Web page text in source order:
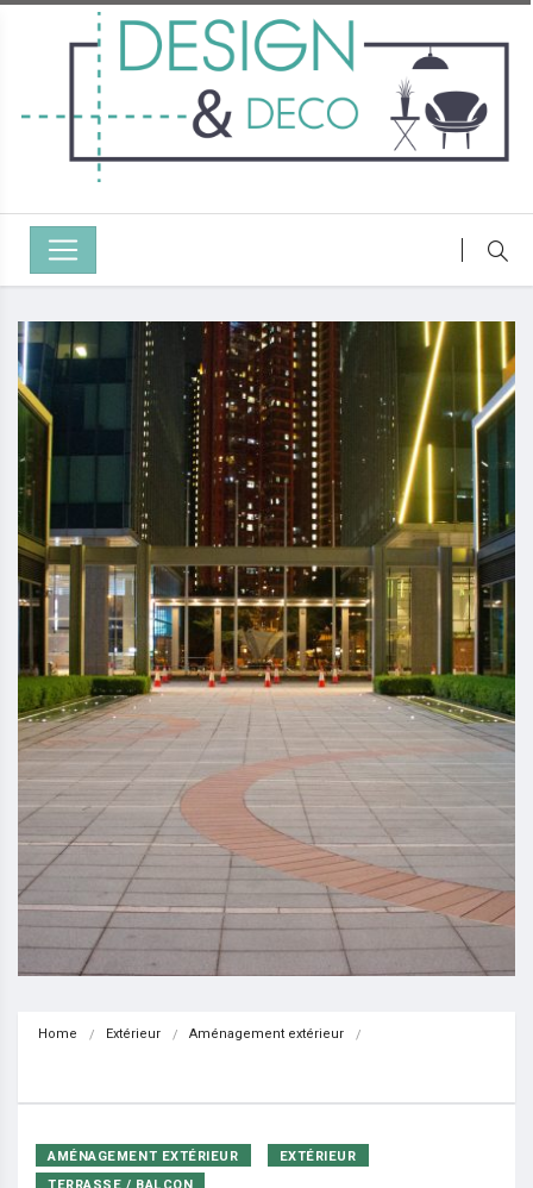
Home Extérieur Aménagement extérieur
AMÉNAGEMENT EXTÉRIEUR
EXTÉRIEUR